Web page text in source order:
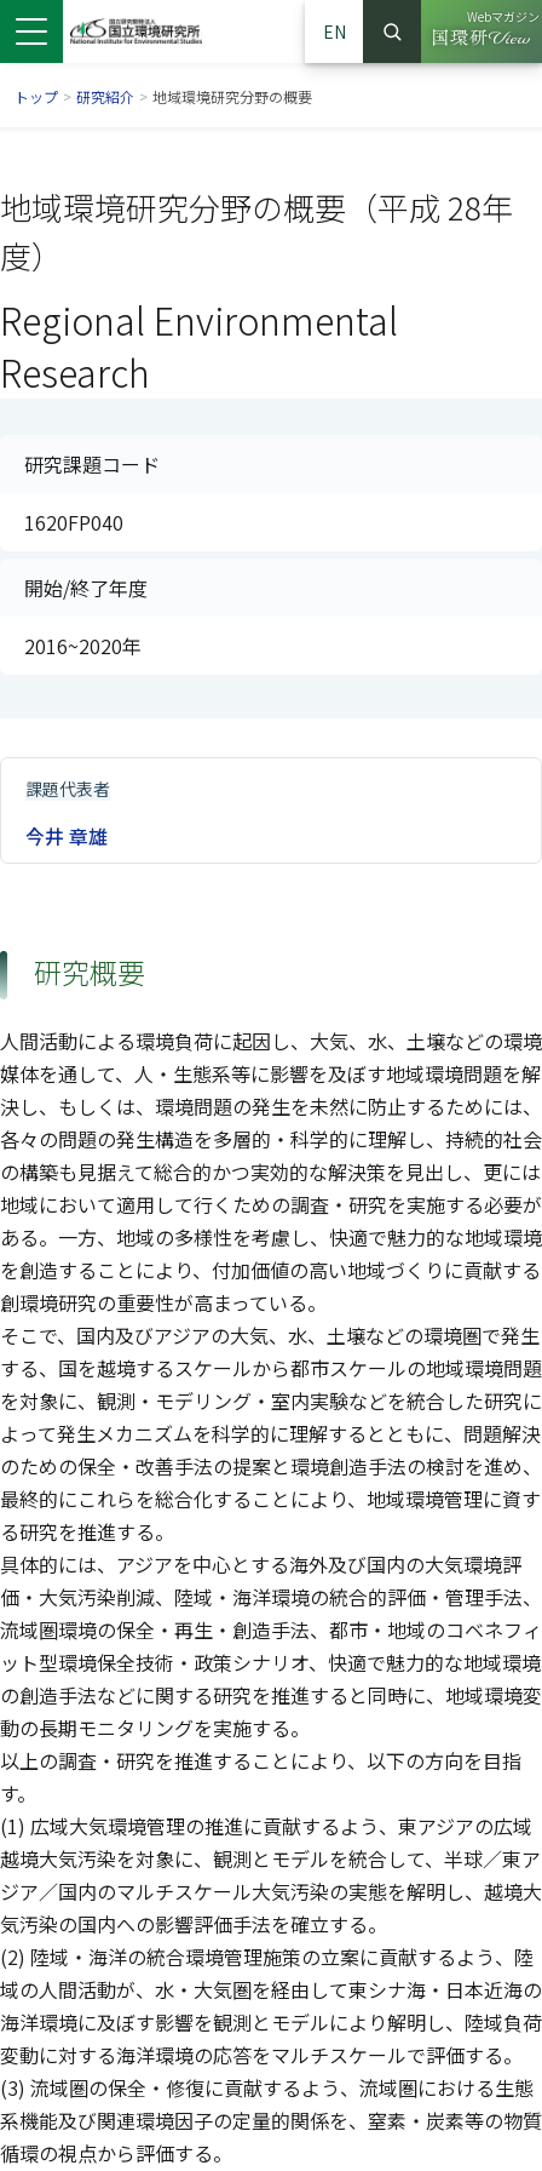
EN
サイト内検索
検索
Webマガジン
（別ウイ
トップ > 研究紹介 > 地域環境研究分野の概要
地域環境研究分野の概要（平成 28年
度）
Regional Environmental
Research
研究課題コード
1620FP040
開始/終了年度
2016~2020年
課題代表者
今井 章雄
研究概要
人間活動による環境負荷に起因し、大気、水、土壌などの環境
媒体を通して、人・生態系等に影響を及ぼす地域環境問題を解
決し、もしくは、環境問題の発生を未然に防止するためには、
各々の問題の発生構造を多層的・科学的に理解し、持続的社会
の構築も見据えて総合的かつ実効的な解決策を見出し、更には
地域において適用して行くための調査・研究を実施する必要が
ある。一方、地域の多様性を考慮し、快適で魅力的な地域環境
を創造することにより、付加価値の高い地域づくりに貢献する
創環境研究の重要性が高まっている。
そこで、国内及びアジアの大気、水、土壌などの環境圏で発生
する、国を越境するスケールから都市スケールの地域環境問題
を対象に、観測・モデリング・室内実験などを統合した研究に
よって発生メカニズムを科学的に理解するとともに、問題解決
のための保全・改善手法の提案と環境創造手法の検討を進め、
最終的にこれらを総合化することにより、地域環境管理に資す
る研究を推進する。
具体的には、アジアを中心とする海外及び国内の大気環境評
価・大気汚染削減、陸域・海洋環境の統合的評価・管理手法、
流域圏環境の保全・再生・創造手法、都市・地域のコベネフィ
ット型環境保全技術・政策シナリオ、快適で魅力的な地域環境
の創造手法などに関する研究を推進すると同時に、地域環境変
動の長期モニタリングを実施する。
以上の調査・研究を推進することにより、以下の方向を目指
す。
(1) 広域大気環境管理の推進に貢献するよう、東アジアの広域
越境大気汚染を対象に、観測とモデルを統合して、半球／東ア
ジア／国内のマルチスケール大気汚染の実態を解明し、越境大
気汚染の国内への影響評価手法を確立する。
(2) 陸域・海洋の統合環境管理施策の立案に貢献するよう、陸
域の人間活動が、水・大気圏を経由して東シナ海・日本近海の
海洋環境に及ぼす影響を観測とモデルにより解明し、陸域負荷
変動に対する海洋環境の応答をマルチスケールで評価する。
(3) 流域圏の保全・修復に貢献するよう、流域圏における生態
系機能及び関連環境因子の定量的関係を、窒素・炭素等の物質
循環の視点から評価する。